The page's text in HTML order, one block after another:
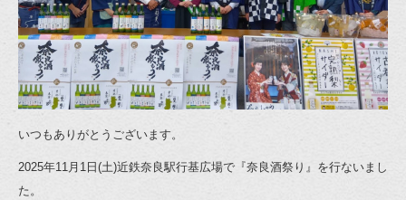
いつもありがとうございます。
2025年11月1日(土)近鉄奈良駅行基広場で『奈良酒祭り』を行ないまし
た。